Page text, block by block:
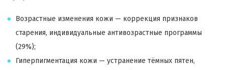
Возрастные изменения кожи — коррекция признаков
старения, индивидуальные антивозрастные программы
(29%);
Гиперпигментация кожи — устранение тёмных пятен,